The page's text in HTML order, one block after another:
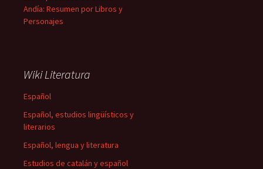
Andía: Resumen por Libros y
Personajes
Wiki Literatura
Español
Español, estudios lingüísticos y
literarios
Español, lengua y literatura
Estudios de catalán y español